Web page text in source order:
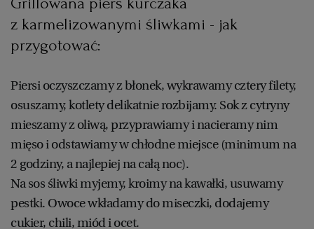
TORUŃ
TRÓJMIASTO
WAŁBRZYCH
WARSZAWA
z karmelizowanymi śliwkami - jak
przygotować:
Piersi oczyszczamy z błonek, wykrawamy cztery filety,
osuszamy, kotlety delikatnie rozbijamy. Sok z cytryny
mieszamy z oliwą, przyprawiamy i nacieramy nim
mięso i odstawiamy w chłodne miejsce (minimum na
2 godziny, a najlepiej na całą noc).
Na sos śliwki myjemy, kroimy na kawałki, usuwamy
pestki. Owoce wkładamy do miseczki, dodajemy
cukier, chili, miód i ocet.